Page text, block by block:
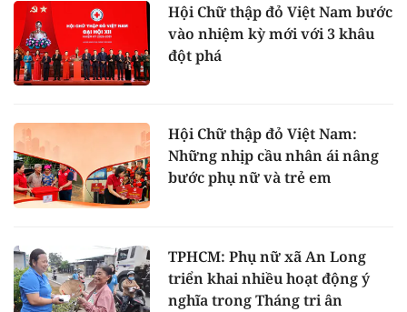
Hội Chữ thập đỏ Việt Nam bước
vào nhiệm kỳ mới với 3 khâu
đột phá
Hội Chữ thập đỏ Việt Nam:
Những nhịp cầu nhân ái nâng
bước phụ nữ và trẻ em
TPHCM: Phụ nữ xã An Long
triển khai nhiều hoạt động ý
nghĩa trong Tháng tri ân